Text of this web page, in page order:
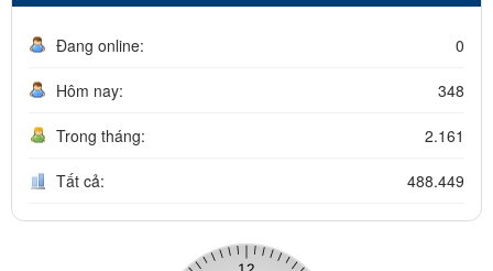
Đang online: 0
Hôm nay: 348
Trong tháng: 2.161
Tất cả: 488.449